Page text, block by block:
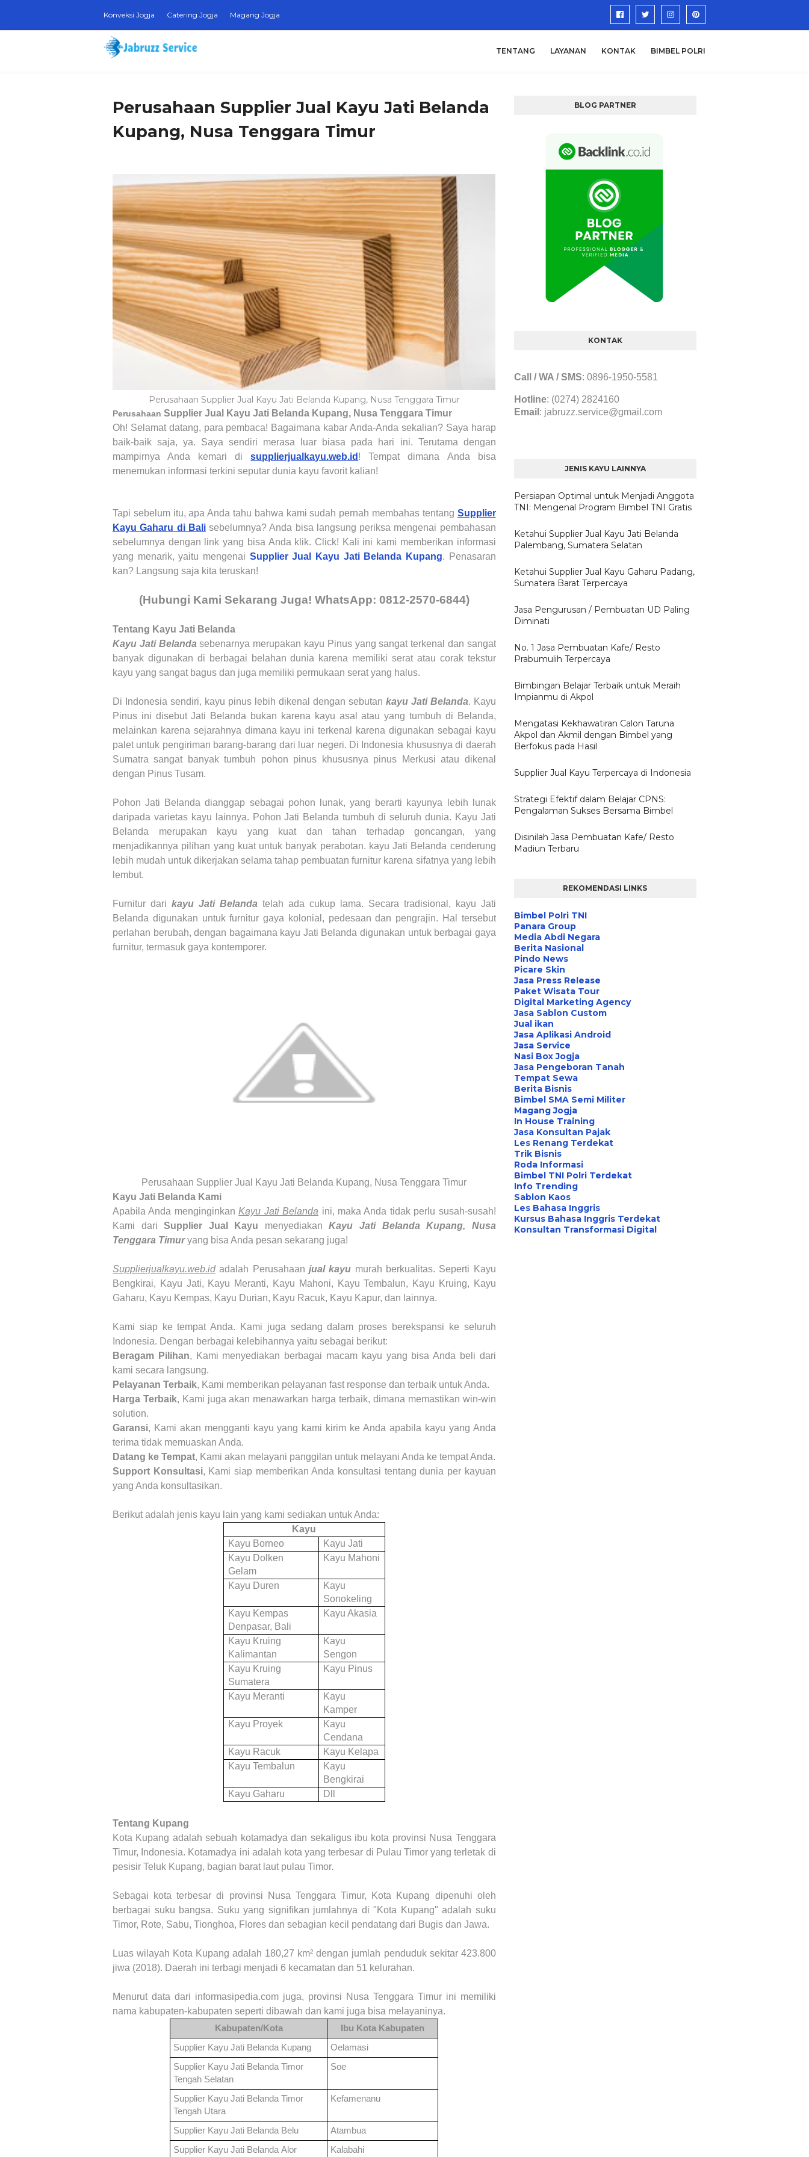
Konveksi Jogja Catering Jogja Magang Jogja
TENTANG LAYANAN KONTAK BIMBEL POLRI
Perusahaan Supplier Jual Kayu Jati Belanda
Kupang, Nusa Tenggara Timur
Perusahaan Supplier Jual Kayu Jati Belanda Kupang, Nusa Tenggara Timur
Perusahaan Supplier Jual Kayu Jati Belanda Kupang, Nusa Tenggara Timur
Oh! Selamat datang, para pembaca! Bagaimana kabar Anda-Anda sekalian? Saya harap
baik-baik saja, ya. Saya sendiri merasa luar biasa pada hari ini. Terutama dengan
mampirnya Anda kemari disupplierjualkayu.web.id ! Tempat dimana Anda bisa
menemukan informasi terkini seputar dunia kayu favorit kalian!
Tapi sebelum itu, apa Anda tahu bahwa kami sudah pernah membahas tentang Supplier
Kayu Gaharu di Balisebelumnya? Anda bisa langsung periksa mengenai pembahasan
sebelumnya dengan link yang bisa Anda klik. Click! Kali ini kami memberikan informasi
yang menarik, yaitu mengenai Supplier Jual Kayu Jati Belanda Kupang. Penasaran
kan? Langsung saja kita teruskan!
(Hubungi Kami Sekarang Juga! WhatsApp: 0812-2570-6844)
Tentang Kayu Jati Belanda
Kayu Jati Belandasebenarnya merupakan kayu Pinus yang sangat terkenal dan sangat
banyak digunakan di berbagai belahan dunia karena memiliki serat atau corak tekstur
kayu yang sangat bagus dan juga memiliki permukaan serat yang halus.
Di Indonesia sendiri, kayu pinus lebih dikenal dengan sebutan kayu Jati Belanda. Kayu
Pinus ini disebut Jati Belanda bukan karena kayu asal atau yang tumbuh di Belanda,
melainkan karena sejarahnya dimana kayu ini terkenal karena digunakan sebagai kayu
palet untuk pengiriman barang-barang dari luar negeri. Di Indonesia khususnya di daerah
Sumatra sangat banyak tumbuh pohon pinus khususnya pinus Merkusi atau dikenal
dengan Pinus Tusam.
PohonJati Belandadianggap sebagai pohon lunak, yang berarti kayunya lebih lunak
daripada varietas kayu lainnya. PohonJati Belandatumbuh di seluruh dunia. Kayu Jati
Belanda merupakan kayu yang kuat dan tahan terhadap goncangan, yang
menjadikannya pilihan yang kuat untuk banyak perabotan. kayuJati Belanda cenderung
lebih mudah untuk dikerjakan selama tahap pembuatan furnitur karena sifatnya yang lebih
lembut.
Furnitur dari kayu Jati Belanda telah ada cukup lama. Secara tradisional, kayu Jati
Belanda digunakan untuk furnitur gaya kolonial, pedesaan dan pengrajin. Hal tersebut
perlahan berubah, dengan bagaimana kayu Jati Belanda digunakan untuk berbagai gaya
furnitur, termasuk gaya kontemporer.
Perusahaan Supplier Jual Kayu Jati Belanda Kupang, Nusa Tenggara Timur
Kayu Jati Belanda Kami
Apabila Anda menginginkanKayu Jati Belanda ini, maka Anda tidak perlu susah-susah!
Kami dariSupplier Jual Kayu menyediakanKayu Jati Belanda Kupang, Nusa
Tenggara Timuryang bisa Anda pesan sekarang juga!
Supplierjualkayu.web.idadalah Perusahaan jual kayu murah berkualitas. Seperti Kayu
Bengkirai, Kayu Jati, Kayu Meranti, Kayu Mahoni, Kayu Tembalun, Kayu Kruing, Kayu
Gaharu, Kayu Kempas, Kayu Durian, Kayu Racuk, Kayu Kapur, dan lainnya.
Kami siap ke tempat Anda. Kami juga sedang dalam proses berekspansi ke seluruh
Indonesia. Dengan berbagai kelebihannya yaitu sebagai berikut:
Beragam Pilihan, Kami menyediakan berbagai macam kayu yang bisa Anda beli dari
kami secara langsung.
Pelayanan Terbaik, Kami memberikan pelayanan fast response dan terbaik untuk Anda.
Harga Terbaik, Kami juga akan menawarkan harga terbaik, dimana memastikan win-win
solution.
Garansi, Kami akan mengganti kayu yang kami kirim ke Anda apabila kayu yang Anda
terima tidak memuaskan Anda.
Datang ke Tempat, Kami akan melayani panggilan untuk melayani Anda ke tempat Anda.
Support Konsultasi, Kami siap memberikan Anda konsultasi tentang dunia per kayuan
yang Anda konsultasikan.
Berikut adalah jenis kayu lain yang kami sediakan untuk Anda:
Kayu
Kayu Borneo
Kayu Jati
Kayu Dolken
Gelam
Kayu Mahoni
Kayu Duren
Kayu
Sonokeling
Kayu Kempas
Denpasar, Bali
Kayu Akasia
Kayu Kruing
Kalimantan
Kayu
Sengon
Kayu Kruing
Sumatera
Kayu Pinus
Kayu Meranti
Kayu
Kamper
Kayu Proyek
Kayu
Cendana
Kayu Racuk
Kayu Kelapa
Kayu Tembalun
Kayu
Bengkirai
Kayu Gaharu
Dll
Tentang Kupang
Kota Kupang adalah sebuah kotamadya dan sekaligus ibu kota provinsi Nusa Tenggara
Timur, Indonesia. Kotamadya ini adalah kota yang terbesar di Pulau Timor yang terletak di
pesisir Teluk Kupang, bagian barat laut pulau Timor.
Sebagai kota terbesar di provinsi Nusa Tenggara Timur, Kota Kupang dipenuhi oleh
berbagai suku bangsa. Suku yang signifikan jumlahnya di "Kota Kupang" adalah suku
Timor, Rote, Sabu, Tionghoa, Flores dan sebagian kecil pendatang dari Bugis dan Jawa.
Luas wilayah Kota Kupang adalah 180,27 km² dengan jumlah penduduk sekitar 423.800
jiwa (2018). Daerah ini terbagi menjadi 6 kecamatan dan 51 kelurahan.
Menurut data dari informasipedia.com juga, provinsi Nusa Tenggara Timurini memiliki
nama kabupaten-kabupaten seperti dibawah dan kami juga bisa melayaninya.
Kabupaten/Kota
Ibu Kota Kabupaten
Supplier Kayu Jati Belanda Kupang
Oelamasi
Supplier Kayu Jati BelandaTimor
Tengah Selatan
Soe
Supplier Kayu Jati BelandaTimor
Tengah Utara
Kefamenanu
Supplier Kayu Jati Belanda Belu
Atambua
Supplier Kayu Jati BelandaAlor Kalabahi
BLOG PARTNER
KONTAK
Call / WA / SMS: 0896-1950-5581
Hotline: (0274) 2824160
Email : jabruzz.service@gmail.com
JENIS KAYU LAINNYA
Persiapan Optimal untuk Menjadi Anggota
TNI: Mengenal Program Bimbel TNI Gratis
Ketahui Supplier Jual Kayu Jati Belanda
Palembang, Sumatera Selatan
Ketahui Supplier Jual Kayu Gaharu Padang,
Sumatera Barat Terpercaya
Jasa Pengurusan / Pembuatan UD Paling
Diminati
No. 1 Jasa Pembuatan Kafe/ Resto
Prabumulih Terpercaya
Bimbingan Belajar Terbaik untuk Meraih
Impianmu di Akpol
Mengatasi Kekhawatiran Calon Taruna
Akpol dan Akmil dengan Bimbel yang
Berfokus pada Hasil
Supplier Jual Kayu Terpercaya di Indonesia
Strategi Efektif dalam Belajar CPNS:
Pengalaman Sukses Bersama Bimbel
Disinilah Jasa Pembuatan Kafe/ Resto
Madiun Terbaru
REKOMENDASI LINKS
Bimbel Polri TNI
Panara Group
Media Abdi Negara
Berita Nasional
Pindo News
Picare Skin
Jasa Press Release
Paket Wisata Tour
Digital Marketing Agency
Jasa Sablon Custom
Jual ikan
Jasa Aplikasi Android
Jasa Service
Nasi Box Jogja
Jasa Pengeboran Tanah
Tempat Sewa
Berita Bisnis
Bimbel SMA Semi Militer
Magang Jogja
In House Training
Jasa Konsultan Pajak
Les Renang Terdekat
Trik Bisnis
Roda Informasi
Bimbel TNI Polri Terdekat
Info Trending
Sablon Kaos
Les Bahasa Inggris
Kursus Bahasa Inggris Terdekat
Konsultan Transformasi Digital